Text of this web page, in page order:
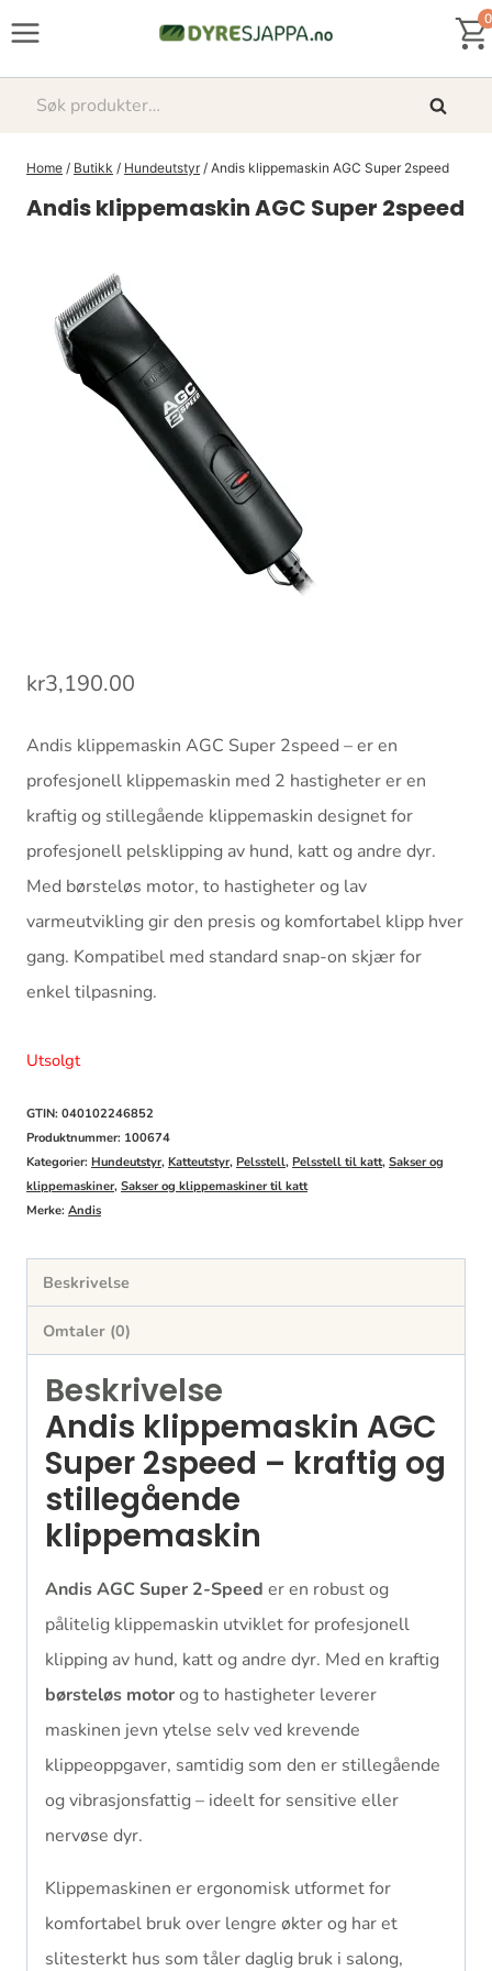
0
Søk
Søk
Home / Butikk / Hundeutstyr / Andis klippemaskin AGC Super 2speed
Andis klippemaskin AGC Super 2speed
kr3,190.00
Andis klippemaskin AGC Super 2speed – er en
profesjonell klippemaskin med 2 hastigheter er en
kraftig og stillegående klippemaskin designet for
profesjonell pelsklipping av hund, katt og andre dyr.
Med børsteløs motor, to hastigheter og lav
varmeutvikling gir den presis og komfortabel klipp hver
gang. Kompatibel med standard snap-on skjær for
enkel tilpasning.
Utsolgt
GTIN: 040102246852
Produktnummer: 100674
Kategorier: Hundeutstyr, Katteutstyr, Pelsstell, Pelsstell til katt, Sakser og
klippemaskiner, Sakser og klippemaskiner til katt
Merke: Andis
Beskrivelse
Omtaler (0)
Beskrivelse
Andis klippemaskin AGC
Super 2speed – kraftig og
stillegående
klippemaskin
Andis AGC Super 2-Speed er en robust og
pålitelig klippemaskin utviklet for profesjonell
klipping av hund, katt og andre dyr. Med en kraftig
børsteløs motorog to hastigheter leverer
maskinen jevn ytelse selv ved krevende
klippeoppgaver, samtidig som den er stillegående
og vibrasjonsfattig – ideelt for sensitive eller
nervøse dyr.
Klippemaskinen er ergonomisk utformet for
komfortabel bruk over lengre økter og har et
slitesterkt hus som tåler daglig bruk i salong,